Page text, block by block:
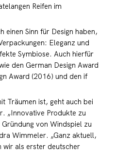
Reifen im
einen Sinn für Design haben,
Eleganz und
Symbiose. Auch hierfür
den German Design Award
Award (2016) und den if
Träumen ist, geht auch bei
„Innovative Produkte zu
von Windspiel zu
Wimmeler. „Ganz aktuell,
wir als erster deutscher